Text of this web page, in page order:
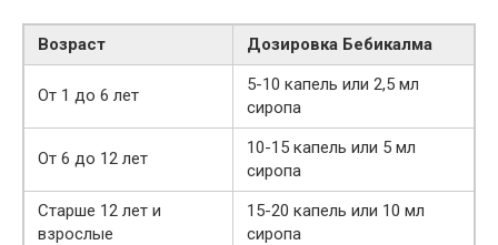
Возраст Дозировка Бебикалма
От 1 до 6 лет
5-10 капель или 2,5 мл
сиропа
От 6 до 12 лет
10-15 капель или 5 мл
сиропа
Старше 12 лет и
взрослые
15-20 капель или 10 мл
сиропа